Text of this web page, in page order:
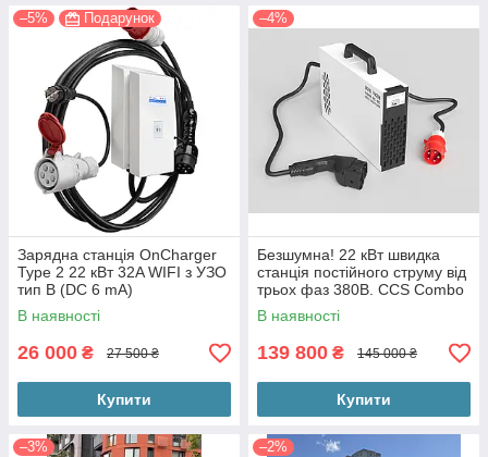
–5% Подарунок
Зарядна станція OnCharger
Type 2 22 кВт 32A WIFI з УЗО
тип B (DC 6 mA)
В наявності
26 000 ₴ 27 500 ₴
Купити
–4%
Безшумна! 22 кВт швидка
станція постійного струму від
трьох фаз 380В. CCS Combo
2 для Rivian R1T, Ford F150,
Lucid Air, BMW iX
В наявності
139 800 ₴ 145 000 ₴
Купити
–3% –2%